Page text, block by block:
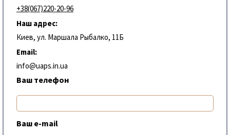
+38(067)220-20-96
Наш адрес:
Киев, ул. Маршала Рыбалко, 11Б
Email:
info@uaps.in.ua
Ваш телефон
Ваш e-mail